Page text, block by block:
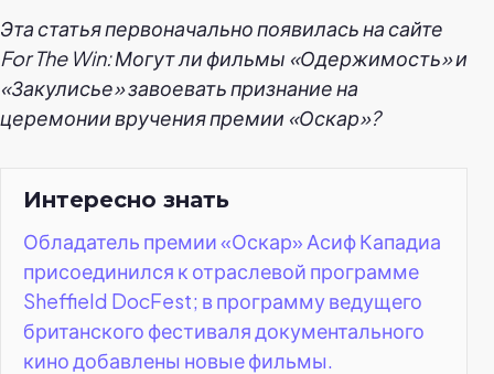
Эта статья первоначально появилась на сайте
For The Win: Могут ли фильмы «Одержимость» и
«Закулисье» завоевать признание на
церемонии вручения премии «Оскар»?
Интересно знать
Обладатель премии «Оскар» Асиф Кападиа
присоединился к отраслевой программе
Sheffield DocFest; в программу ведущего
британского фестиваля документального
кино добавлены новые фильмы.